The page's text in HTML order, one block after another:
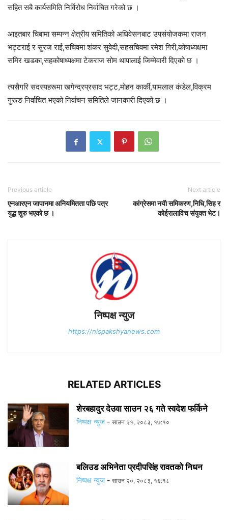
सहित सबै कार्यसमिति निर्विरोध निर्वाचित गरेको छ ।
आइतबार चिबामा सम्पन्न क्षेत्रीय समितिको अधिवेसनबाट उपसंयोजकमा राजन
भट्टराई र सुरज राई,सचिवमा शंकर सुवेदी,सहसचिवमा रमेश गिरी,कोषाध्यक्षमा
समिर खडका,सहकोषाध्यक्षमा टेकराज सोम थापालाई जिम्मेवारी दिएको छ ।
त्यसैगरि सदस्यहरूमा खगेन्द्रप्रसाद भट्ट,मोहन कार्की,यामलाल कंडेल,विक्रम
गुरूङ निर्वाचित भएको निर्वाचन समितिले जानकारी दिएको छ ।
Previous article
एनआरएन जापानमा अनियमितता पछि पत्र
युद्ध शुरु भएको छ ।
Next article
कांग्रेसमा नयॅा समिकरण,निधि,सिह र
कोईरालाविच संयुक्त भेट।
निष्पक्ष न्युज
https://nispakshyanews.com
RELATED ARTICLES
शेरबहादुर देउवा साउन २६ गते स्वदेश फर्किने
निष्पक्ष न्युज - साउन २१, २०८३, १७:१०
बलिउड अभिनेता प्रदीपसिंह रावतको निधन
निष्पक्ष न्युज - साउन २०, २०८३, १६:१८